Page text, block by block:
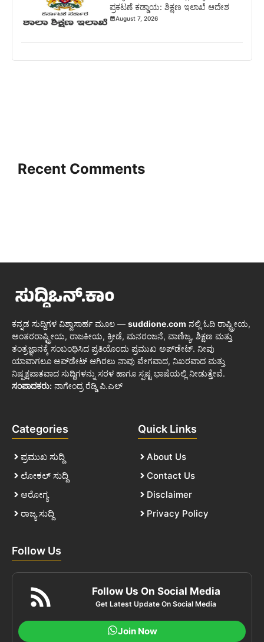
ಪ್ರಕಟಣೆ ಕಡ್ಡಾಯ: ಶಿಕ್ಷಣ ಇಲಾಖೆ ಆದೇಶ
August 7, 2026
Recent Comments
ಕನ್ನಡ ಸುದ್ದಿಗಳ ವಿಶ್ವಾಸಾರ್ಹ ಮೂಲ — suddione.com ನಲ್ಲಿ ಓದಿ ರಾಷ್ಟ್ರೀಯ,
ಅಂತರರಾಷ್ಟ್ರೀಯ, ರಾಜಕೀಯ, ಕ್ರೀಡೆ, ಮನರಂಜನೆ, ವಾಣಿಜ್ಯ, ಶಿಕ್ಷಣ ಮತ್ತು
ತಂತ್ರಜ್ಞಾನಕ್ಕೆ ಸಂಬಂಧಿಸಿದ ಪ್ರತಿಯೊಂದು ಪ್ರಮುಖ ಅಪ್‌ಡೇಟ್. ನೀವು
ಯಾವಾಗಲೂ ಅಪ್‌ಡೇಟ್ ಆಗಿರಲು ನಾವು ವೇಗವಾದ, ನಿಖರವಾದ ಮತ್ತು
ನಿಷ್ಪಕ್ಷಪಾತವಾದ ಸುದ್ದಿಗಳನ್ನು ಸರಳ ಹಾಗೂ ಸ್ಪಷ್ಟ ಭಾಷೆಯಲ್ಲಿ ನೀಡುತ್ತೇವೆ.
ಸಂಪಾದಕರು: ನಾಗೇಂದ್ರ ರೆಡ್ಡಿ ಪಿ.ಎಲ್
Categories
ಪ್ರಮುಖ ಸುದ್ದಿ
ಲೋಕಲ್ ಸುದ್ದಿ
ಆರೋಗ್ಯ
ರಾಜ್ಯ ಸುದ್ದಿ
Quick Links
About Us
Contact Us
Disclaimer
Privacy Policy
Follow Us
Follow Us On Social Media
Get Latest Update On Social Media
Join Now